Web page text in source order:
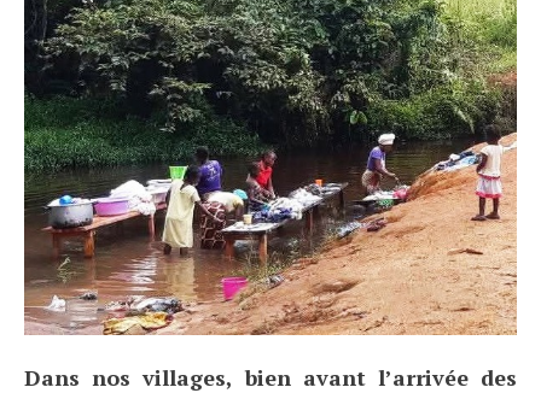
Dans nos villages, bien avant l’arrivée des